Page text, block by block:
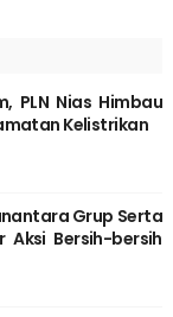
PLN Nias Himbau
Kelistrikan
Grup Serta
Aksi Bersih-bersih